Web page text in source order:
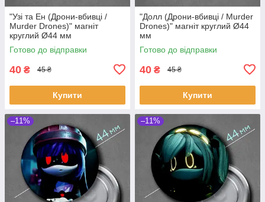
"Узі та Ен (Дрони-вбивці /
Murder Drones)" магніт
круглий Ø44 мм
Готово до відправки
40 ₴ 45 ₴
Купити
"Долл (Дрони-вбивці / Murder
Drones)" магніт круглий Ø44
мм
Готово до відправки
40 ₴ 45 ₴
Купити
–11% –11%